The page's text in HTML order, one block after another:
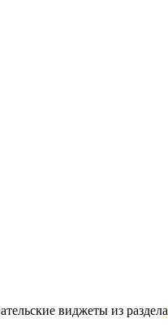
виджеты из раздела